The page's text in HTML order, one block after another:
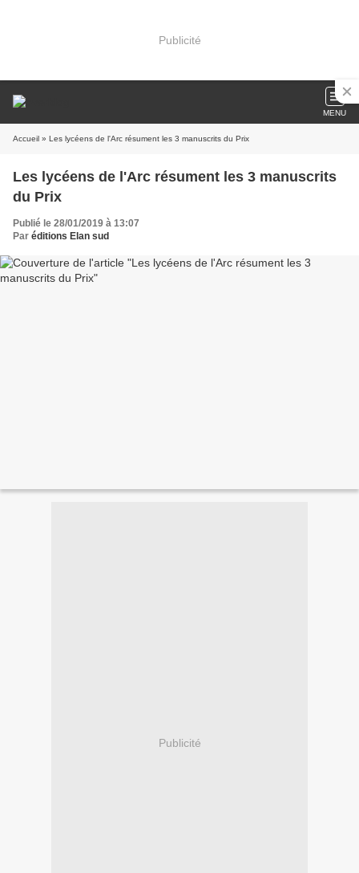
Publicité
MENU
Accueil » Les lycéens de l'Arc résument les 3 manuscrits du Prix
Les lycéens de l'Arc résument les 3 manuscrits
du Prix
Publié le 28/01/2019 à 13:07
Par éditions Elan sud
Publicité